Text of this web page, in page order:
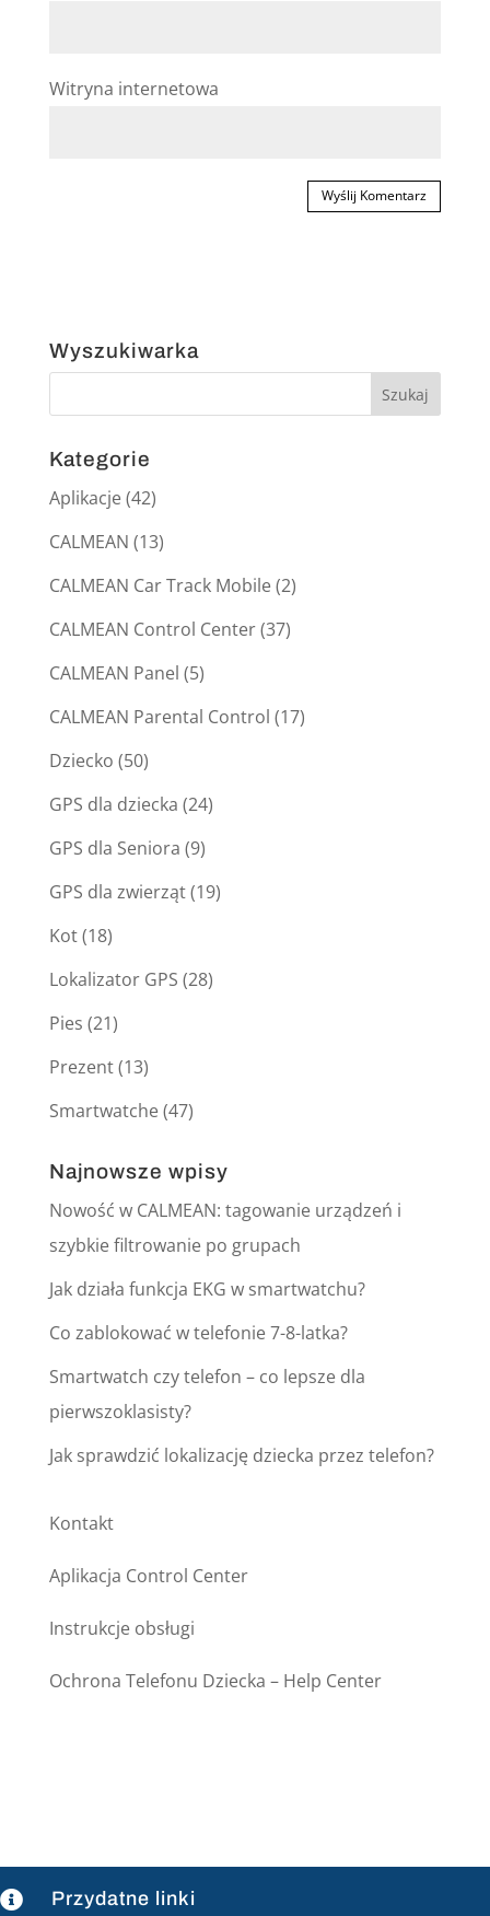
Witryna internetowa
Wyszukiwarka
Kategorie
Aplikacje(42)
CALMEAN (13)
CALMEAN Car Track Mobile(2)
CALMEAN Control Center(37)
CALMEAN Panel (5)
CALMEAN Parental Control (17)
Dziecko (50)
GPS dla dziecka (24)
GPS dla Seniora (9)
GPS dla zwierząt(19)
Kot(18)
Lokalizator GPS (28)
Pies (21)
Prezent(13)
Smartwatche(47)
Najnowsze wpisy
Nowość w CALMEAN: tagowanie urządzeń i
szybkie filtrowanie po grupach
Jak działa funkcja EKG w smartwatchu?
Co zablokować w telefonie 7-8-latka?
Smartwatch czy telefon – co lepsze dla
pierwszoklasisty?
Jak sprawdzić lokalizację dziecka przez telefon?
Kontakt
Aplikacja Control Center
Instrukcje obsługi
Ochrona Telefonu Dziecka – Help Center
 Przydatne linki